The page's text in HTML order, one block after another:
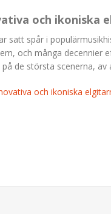
och ikoniska
satt spår i
och många decennier
de största scenerna,
och ikoniska